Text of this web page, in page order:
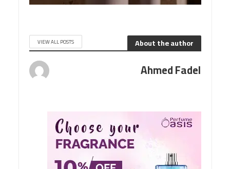
About the author
VIEW ALL POSTS
Ahmed Fadel